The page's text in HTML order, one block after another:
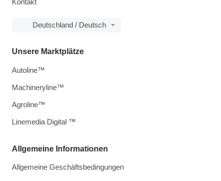
Kontakt
Deutschland / Deutsch
Allgemeine Informationen
Allgemeine Geschäftsbedingungen
Unsere Marktplätze
Autoline™
Machineryline™
Agroline™
Linemedia Digital ™